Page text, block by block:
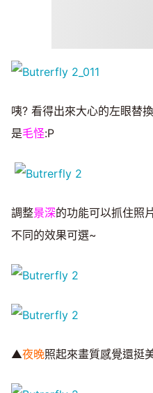
咦? 看得出來大心的左眼替
是毛怪:P
調整景深的功能可以抓住照
不同的效果可選~
▲夜晚照起來畫質感覺還挺